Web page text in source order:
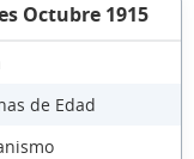
Octubre 1915
de Edad